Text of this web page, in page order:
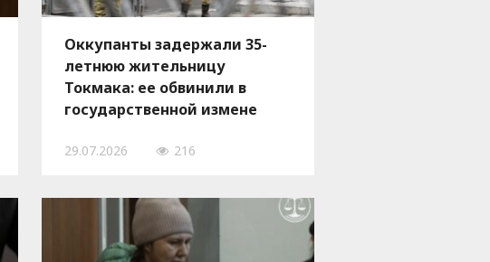
Оккупанты задержали 35-
летнюю жительницу
Токмака: ее обвинили в
государственной измене
29.07.2026 216